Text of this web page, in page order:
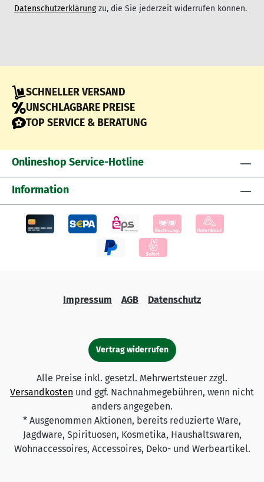
Datenschutzerklärungzu, die Sie jederzeit widerrufen können.
SCHNELLER VERSAND
UNSCHLAGBARE PREISE
TOP SERVICE & BERATUNG
Onlineshop Service-Hotline
Information
Impressum AGB Datenschutz
Vertrag widerrufen
Alle Preise inkl. gesetzl. Mehrwertsteuer zzgl.
Versandkosten und ggf. Nachnahmegebühren, wenn nicht
anders angegeben.
* Ausgenommen Aktionen, bereits reduzierte Ware,
Jagdware, Spirituosen, Kosmetika, Haushaltswaren,
Wohnaccessoires, Accessoires, Deko- und Werbeartikel.